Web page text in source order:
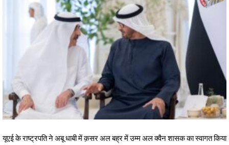
यूएई के राष्ट्रपति ने अबू धाबी में क़सर अल बह्र में उम्म अल क्वैन शासक का स्वागत किया